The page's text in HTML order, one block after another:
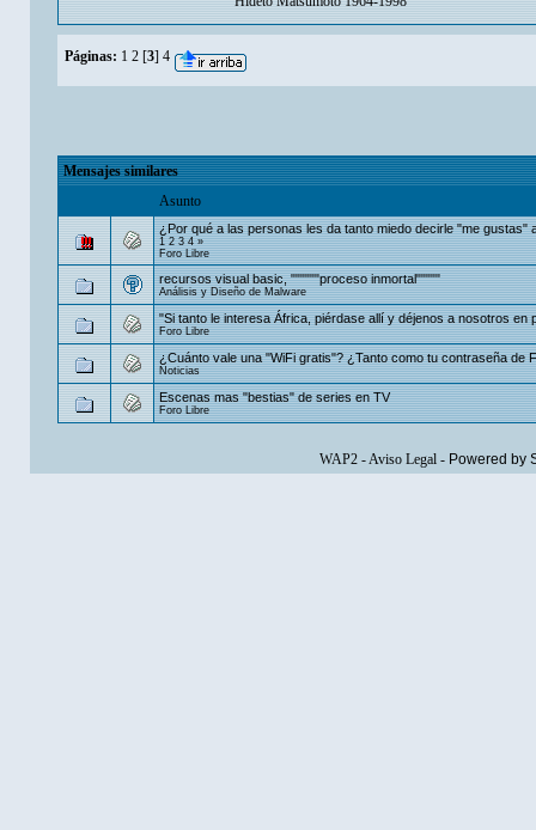
Páginas: 1 2 [3] 4
Mensajes similares
Asunto
¿Por qué a las personas les da tanto miedo decirle "me gustas"
1 2 3 4»
Foro Libre
recursos visual basic, """"""proceso inmortal"""""
Análisis y Diseño de Malware
"Si tanto le interesa África, piérdase allí y déjenos a nosotros en
Foro Libre
¿Cuánto vale una "WiFi gratis"? ¿Tanto como tu contraseña de
Noticias
Escenas mas "bestias" de series en TV
Foro Libre
WAP2-Aviso Legal- Powered by